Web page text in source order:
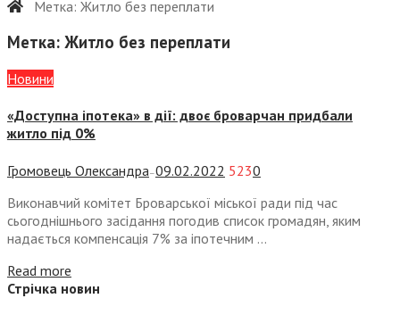
Метка: Житло без переплати
Метка: Житло без переплати
Новини
«Доступна іпотека» в дії: двоє броварчан придбали
житло під 0%
Громовець Олександра —09.02.2022 5230
Виконавчий комітет Броварської міської ради під час
сьогоднішнього засідання погодив список громадян, яким
надається компенсація 7% за іпотечним ...
Read more
Стрічка новин